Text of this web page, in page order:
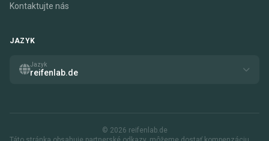
Kontaktujte nás
JAZYK
Jazyk
reifenlab.de
© 2026 reifenlab.de